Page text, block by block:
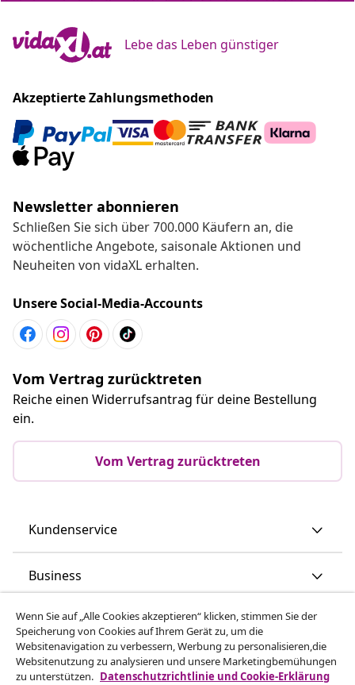
Lebe das Leben günstiger
Akzeptierte Zahlungsmethoden
Newsletter abonnieren
Schließen Sie sich über 700.000 Käufern an, die
wöchentliche Angebote, saisonale Aktionen und
Neuheiten von vidaXL erhalten.
Unsere Social-Media-Accounts
Vom Vertrag zurücktreten
Reiche einen Widerrufsantrag für deine Bestellung
ein.
Vom Vertrag zurücktreten
Kundenservice
Business
vidaXL
Mehr entdecken
Wenn Sie auf „Alle Cookies akzeptieren“ klicken, stimmen Sie der
Speicherung von Cookies auf Ihrem Gerät zu, um die
Websitenavigation zu verbessern, Werbung zu personalisieren,die
Websitenutzung zu analysieren und unsere Marketingbemühungen
zu unterstützen. Datenschutzrichtlinie und Cookie-Erklärung